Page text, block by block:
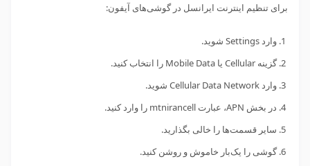
برای تنظیم اینترنت ایرانسل در گوشی‌های آیفون:
وارد Settings شوید.
گزینه Cellular یا Mobile Data را انتخاب کنید.
وارد Cellular Data Network شوید.
در بخش APN، عبارت mtnirancell را وارد کنید.
سایر قسمت‌ها را خالی بگذارید.
گوشی را یک‌بار خاموش و روشن کنید.